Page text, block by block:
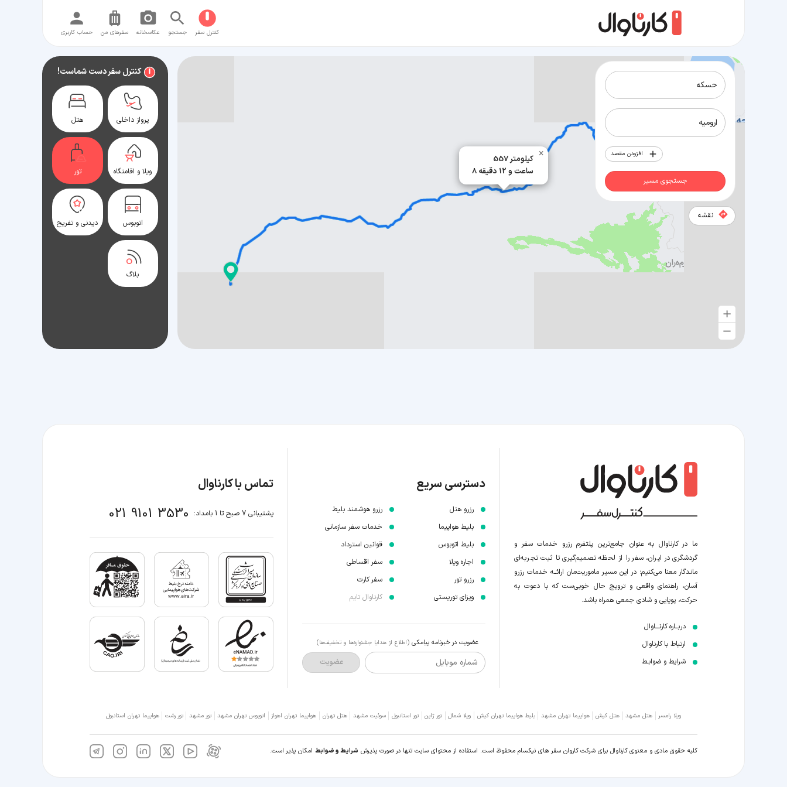
کنترل سفر جستجو عکاسخانه سفر‌های من حساب کاربری
557 کیلومتر
8 ساعت و 12 دقیقه
× افزودن مقصد
جستجوی مسیر
نقشه
کنترل سفر دست شماست!
پرواز داخلی هتل
ویلا و اقامتگاه تور
اتوبوس دیدنی و تفریح
بلاگ
ما در کارناوال به عنوان جامع‌ترین پلتفرم رزرو خدمات سفر و
گردشگری در ایران، سفر را از لحظه‌ تصمیم‌گیری تا ثبت تجربه‌ای
ماندگار معنا می‌کنیم؛ در این مسیر‍ ماموریت‌مان اراﺋــﻪ خدمات رزرو
آسان، راهنمای واقعی و ترویج حال خوبی‌ست که با دعوت به
حرکت، پویایی و شادی جمعی همراه باشد.
دربــاره کارنـــاوال
ارتباط با کارناوال
شرایط و ضوابـط
دسترسی سریع
رزرو هتل
بلیط هواپیما
بلیط اتوبوس
اجاره ویلا
رزرو تور
ویزای توریستی
رزرو هوشمند بلیط
خدمات سفر سازمانی
قوانین استرداد
سفر اقساطی
سفر کارت
کارناوال تایم
عضویت در خبرنامه پیامکی (اطلاع از هدایا جشنواره‌ها و تخفیف‌ها)
شماره موبایل عضویت
تماس با کارناوال
پشتیبانی 7 صبح تا 1 بامداد: 021 9101 3530
ویلا رامسر هتل مشهد هتل کیش هواپیما تهران مشهد بلیط هواپیما تهران کیش ویلا شمال تور ژاپن تور استانبول سوئیت مشهد هتل تهران هواپیما تهران اهواز اتوبوس تهران مشهد تور مشهد تور رشت هواپیما تهران استانبول
کلیه حقوق مادی و معنوی کارناوال برای شرکت کاروان سفر های نیکسام محفوظ است. استفاده از محتوای سایت تنها در صورت پذیرش شرایط و ضوابط امکان پذیر است.